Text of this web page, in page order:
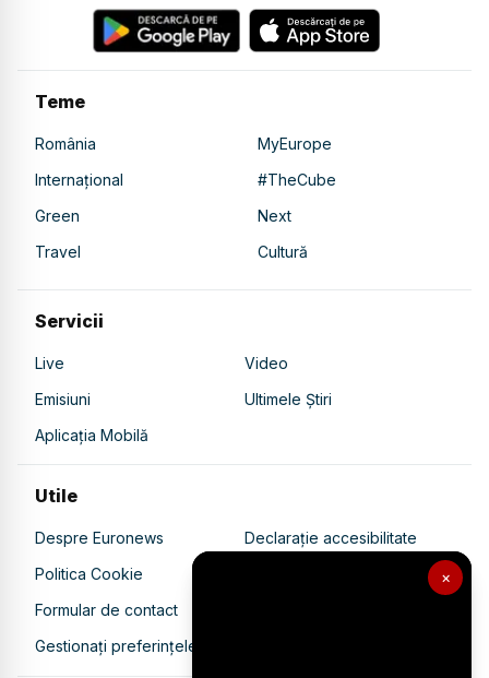
×
Teme
România
MyEurope
Internațional
#TheCube
Green
Next
Travel
Cultură
Servicii
Live
Video
Emisiuni
Ultimele Știri
Aplicația Mobilă
Utile
Despre Euronews
Declarație accesibilitate
Politica Cookie
Politica de confidențialitate
Formular de contact
Gestionați preferințele